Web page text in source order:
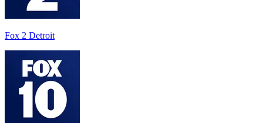
Fox 2 Detroit